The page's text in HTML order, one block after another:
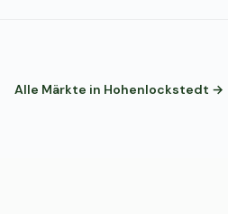
Alle Märkte in Hohenlockstedt →